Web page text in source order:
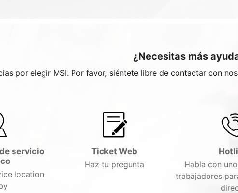
¿Necesitas más
por elegir MSI. Por favor, siéntete libre de contactar con
servicio
location
Ticket Web
Haz tu pregunta
Habla con
trabajadores